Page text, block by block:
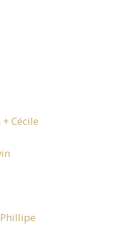
Cécile